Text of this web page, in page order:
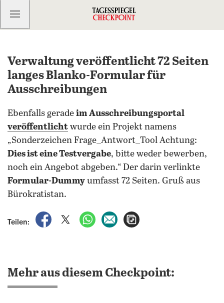
Kostenlos anmelden
Verwaltung veröffentlicht 72 Seiten
langes Blanko-Formular für
Ausschreibungen
Ebenfalls gerade im Ausschreibungsportal
veröffentlicht wurde ein Projekt namens
„Sonderzeichen Frage_Antwort_Tool Achtung:
Dies ist eine Testvergabe, bitte weder bewerben,
noch ein Angebot abgeben.“ Der darin verlinkte
Formular-Dummy umfasst 72 Seiten. Gruß aus
Bürokratistan.
Teilen:
auf Facebook teilen
auf X teilenper WhatsApp teilen
per E-Mail teilen
Mehr aus diesem Checkpoint: